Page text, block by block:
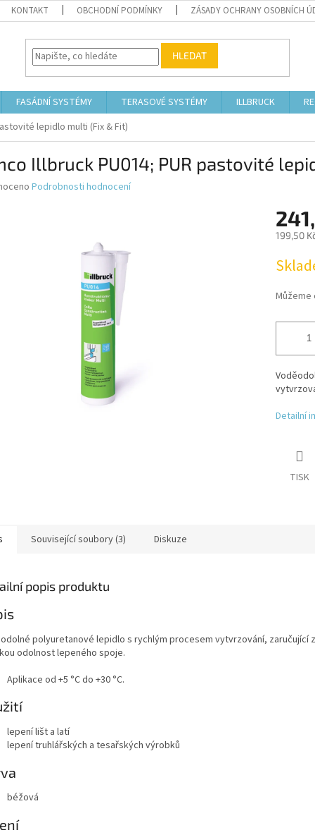
KONTAKT OBCHODNÍ PODMÍNKY ZÁSADY OCHRANY OSOBNÍCH
HLEDAT
FASÁDNÍ SYSTÉMY TERASOVÉ SYSTÉMY ILLBRUCK
lepidlo multi (Fix & Fit)
Illbruck PU014; PUR pastovité
Podrobnosti hodnocení
199,50
cena:
Můžeme
Detailní
TISK
Související soubory (3) Diskuze
popis produktu
polyuretanové lepidlo s rychlým procesem vytvrzování, zaručující
odolnost lepeného spoje.
Aplikace od +5 °C do +30 °C.
lepení lišt a latí
lepení truhlářských a tesařských výrobků
béžová